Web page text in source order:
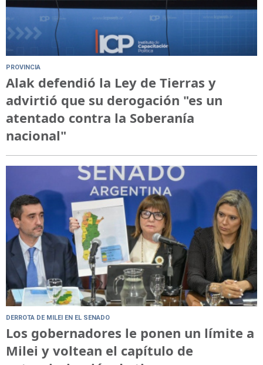
PROVINCIA
Alak defendió la Ley de Tierras y
advirtió que su derogación "es un
atentado contra la Soberanía
nacional"
DERROTA DE MILEI EN EL SENADO
Los gobernadores le ponen un límite a
Milei y voltean el capítulo de